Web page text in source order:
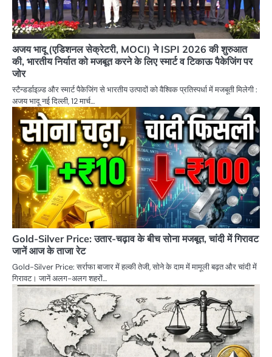
अजय भादू (एडिशनल सेक्रेटरी, MOCI) ने ISPI 2026 की शुरुआत
की, भारतीय निर्यात को मजबूत करने के लिए स्मार्ट व टिकाऊ पैकेजिंग पर
जोर
स्टैन्डर्डाइज़्ड और स्मार्ट पैकेजिंग से भारतीय उत्पादों को वैश्विक प्रतिस्पर्धा में मजबूती मिलेगी :
अजय भादू नई दिल्ली, 12 मार्च…
Gold-Silver Price: उतार-चढ़ाव के बीच सोना मजबूत, चांदी में गिरावट
जानें आज के ताजा रेट
Gold-Silver Price: सर्राफा बाजार में हल्की तेजी, सोने के दाम में मामूली बढ़त और चांदी में
गिरावट। जानें अलग-अलग शहरों…